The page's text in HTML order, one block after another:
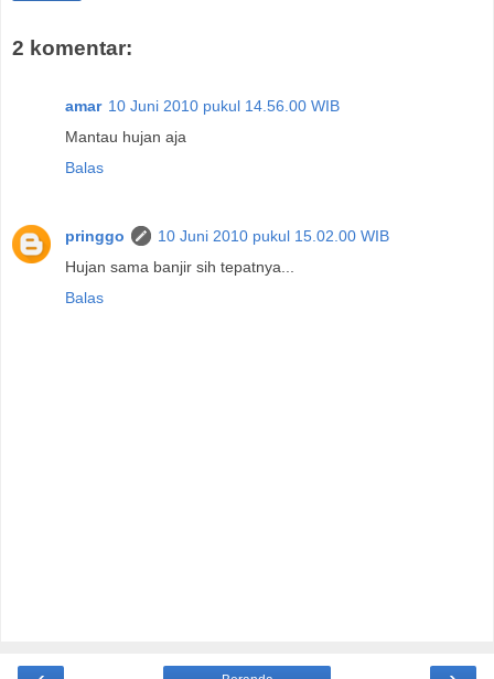
2 komentar:
amar 10 Juni 2010 pukul 14.56.00 WIB
Mantau hujan aja
Balas
pringgo
10 Juni 2010 pukul 15.02.00 WIB
Hujan sama banjir sih tepatnya...
Balas